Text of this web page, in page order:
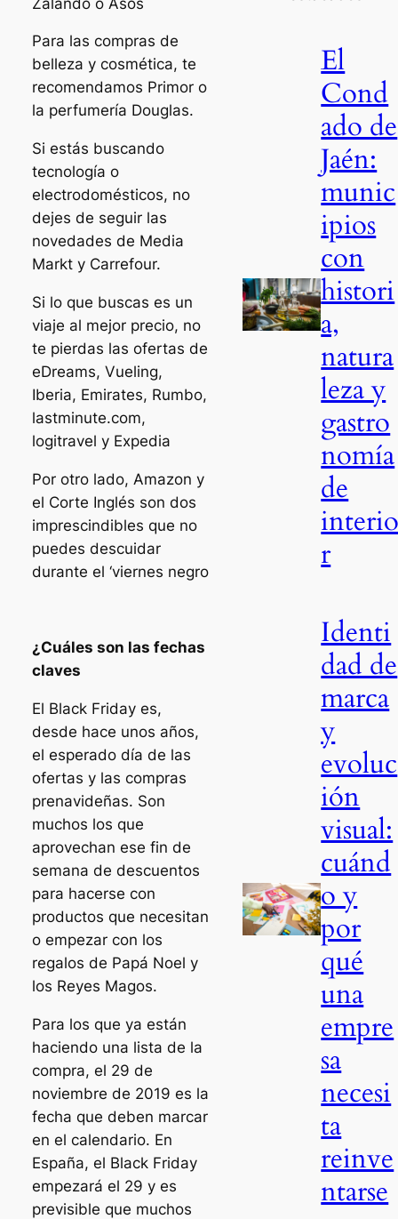
Para las compras de
belleza y cosmética, te
recomendamos Primor o
la perfumería Douglas.
Si estás buscando
tecnología o
electrodomésticos, no
dejes de seguir las
novedades de Media
Markt y Carrefour.
Si lo que buscas es un
viaje al mejor precio, no
te pierdas las ofertas de
eDreams, Vueling,
Iberia, Emirates, Rumbo,
lastminute.com,
logitravel y Expedia
Por otro lado, Amazon y
el Corte Inglés son dos
imprescindibles que no
puedes descuidar
durante el ‘viernes negro
¿Cuáles son las fechas
claves
El Black Friday es,
desde hace unos años,
el esperado día de las
ofertas y las compras
prenavideñas. Son
muchos los que
aprovechan ese fin de
semana de descuentos
para hacerse con
productos que necesitan
o empezar con los
regalos de Papá Noel y
los Reyes Magos.
Para los que ya están
haciendo una lista de la
compra, el 29 de
noviembre de 2019 es la
fecha que deben marcar
en el calendario. En
España, el Black Friday
empezará el 29 y es
previsible que muchos
El
Cond
ado de
Jaén:
munic
ipios
con
histori
a,
natura
leza y
gastro
nomía
de
r
Identi
dad de
marca
y
evoluc
ión
visual:
cuánd
o y
por
qué
una
empre
sa
necesi
ta
reinve
ntarse